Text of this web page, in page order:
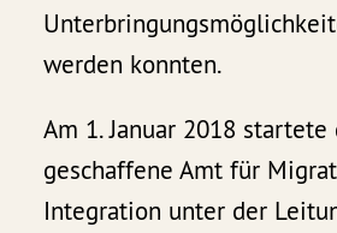
werden konnten.
Am 1. Januar 2018 startete
geschaffene Amt für
Integration unter der